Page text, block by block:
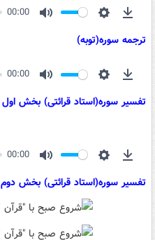
00:00
ترجمه سوره(توبه)
00:00
تفسیر سوره(استاد قرائتی) بخش اول
00:00
تفسیر سوره(استاد قرائتی) بخش دوم